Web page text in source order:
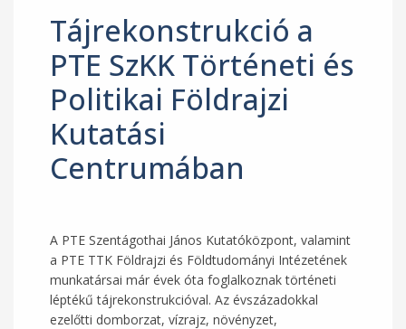
Tájrekonstrukció a
PTE SzKK Történeti és
Politikai Földrajzi
Kutatási
Centrumában
A PTE Szentágothai János Kutatóközpont, valamint
a PTE TTK Földrajzi és Földtudományi Intézetének
munkatársai már évek óta foglalkoznak történeti
léptékű tájrekonstrukcióval. Az évszázadokkal
ezelőtti domborzat, vízrajz, növényzet,